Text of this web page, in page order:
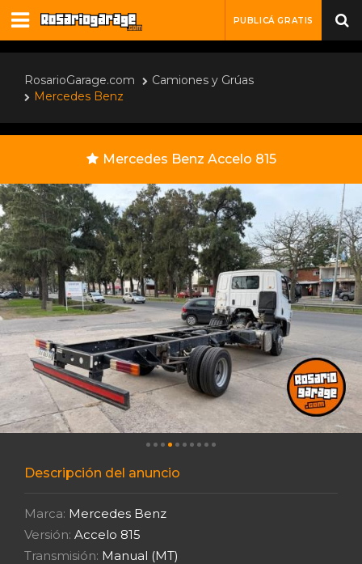
PUBLICÁ GRATIS
RosarioGarage.com
Camiones y Grúas
Mercedes Benz
Mercedes Benz Accelo 815
Descripción del anuncio
Marca: Mercedes Benz
Versión: Accelo 815
Transmisión: Manual (MT)